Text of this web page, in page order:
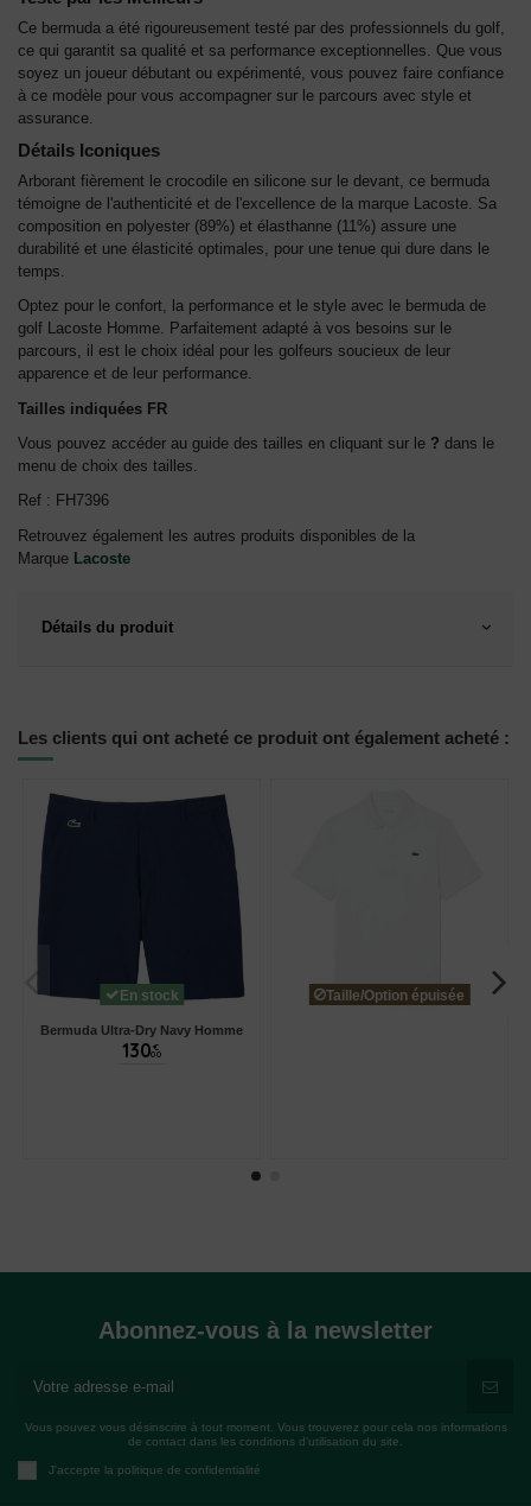
Ce bermuda a été rigoureusement testé par des professionnels du golf,
ce qui garantit sa qualité et sa performance exceptionnelles. Que vous
soyez un joueur débutant ou expérimenté, vous pouvez faire confiance
à ce modèle pour vous accompagner sur le parcours avec style et
assurance.
Détails Iconiques
Arborant fièrement le crocodile en silicone sur le devant, ce bermuda
témoigne de l'authenticité et de l'excellence de la marque Lacoste. Sa
composition en polyester (89%) et élasthanne (11%) assure une
durabilité et une élasticité optimales, pour une tenue qui dure dans le
temps.
Optez pour le confort, la performance et le style avec le bermuda de
golf Lacoste Homme. Parfaitement adapté à vos besoins sur le
parcours, il est le choix idéal pour les golfeurs soucieux de leur
apparence et de leur performance.
Tailles indiquées FR
Vous pouvez accéder au guide des tailles en cliquant sur le ? dans le
menu de choix des tailles.
Ref : FH7396
Retrouvez également les autres produits disponibles de la
Marque Lacoste
Détails du produit
Les clients qui ont acheté ce produit ont également acheté :
En stock
Bermuda Ultra-Dry Navy Homme
130 €
00
Taille/Option épuisée
Abonnez-vous à la newsletter
Vous pouvez vous désinscrire à tout moment. Vous trouverez pour cela nos informations
de contact dans les conditions d'utilisation du site.
J'accepte la politique de confidentialité